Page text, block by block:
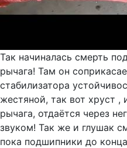
Так начиналась смерть
рычага! Там он
стабилизатора
жестяной, так вот хруст ,
рычага, отдаётся через
звуком! Так же и глушак
пока подшипники до